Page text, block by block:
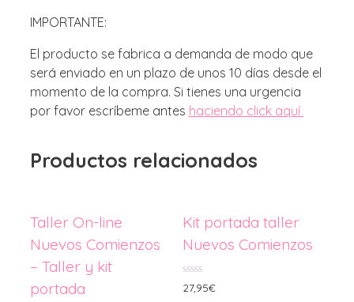
IMPORTANTE:
El producto se fabrica a demanda de modo que
será enviado en un plazo de unos 10 días desde el
momento de la compra. Si tienes una urgencia
por favor escríbeme antes haciendo click aquí
Productos relacionados
Taller On-line
Nuevos Comienzos
– Taller y kit
portada
Kit portada taller
Nuevos Comienzos
0
de
27,95€